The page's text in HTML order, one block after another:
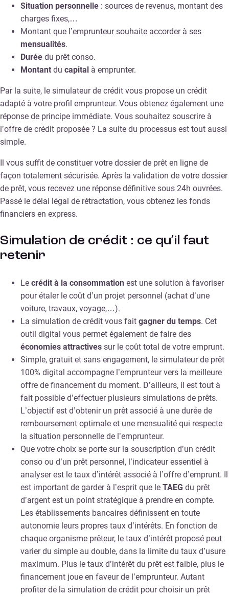
Situation personnelle : sources de revenus, montant des
charges fixes,…
Montant que l’emprunteur souhaite accorder à ses
mensualités.
Durée du prêt conso.
Montant du capital à emprunter.
Par la suite, le simulateur de crédit vous propose un crédit
adapté à votre profil emprunteur. Vous obtenez également une
réponse de principe immédiate. Vous souhaitez souscrire à
l’offre de crédit proposée ? La suite du processus est tout aussi
simple.
Il vous suffit de constituer votre dossier de prêt en ligne de
façon totalement sécurisée. Après la validation de votre dossier
de prêt, vous recevez une réponse définitive sous 24h ouvrées.
Passé le délai légal de rétractation, vous obtenez les fonds
financiers en express.
Simulation de crédit : ce qu’il faut
retenir
Le crédit à la consommation est une solution à favoriser
pour étaler le coût d’un projet personnel (achat d’une
voiture, travaux, voyage,…).
La simulation de crédit vous fait gagner du temps. Cet
outil digital vous permet également de faire des
économies attractives sur le coût total de votre emprunt.
Simple, gratuit et sans engagement, le simulateur de prêt
100% digital accompagne l’emprunteur vers la meilleure
offre de financement du moment. D’ailleurs, il est tout à
fait possible d’effectuer plusieurs simulations de prêts.
L’objectif est d’obtenir un prêt associé à une durée de
remboursement optimale et une mensualité qui respecte
la situation personnelle de l’emprunteur.
Que votre choix se porte sur la souscription d’un crédit
conso ou d’un prêt personnel, l’indicateur essentiel à
analyser est le taux d’intérêt associé à l’offre d’emprunt. Il
est important de garder à l’esprit que le TAEG du prêt
d’argent est un point stratégique à prendre en compte.
Les établissements bancaires définissent en toute
autonomie leurs propres taux d’intérêts. En fonction de
chaque organisme prêteur, le taux d’intérêt proposé peut
varier du simple au double, dans la limite du taux d’usure
maximum. Plus le taux d’intérêt du prêt est faible, plus le
financement joue en faveur de l’emprunteur. Autant
profiter de la simulation de crédit pour choisir un prêt